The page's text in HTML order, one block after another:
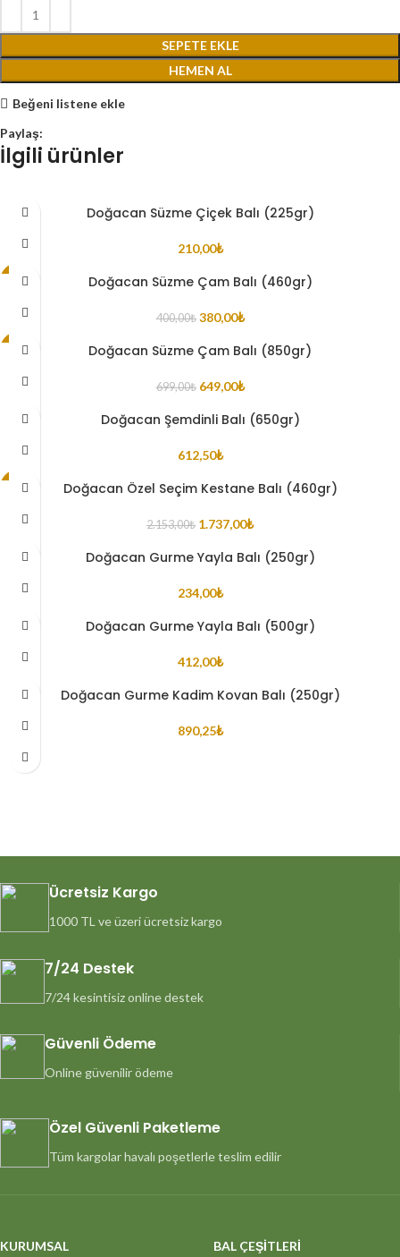
SEPETE EKLE
HEMEN AL
Beğeni listene ekle
Paylaş:
İlgili ürünler
Doğacan Süzme Çiçek Balı (225gr)
210,00₺
-5% Doğacan Süzme Çam Balı (460gr)
400,00₺ 380,00₺
-7% Doğacan Süzme Çam Balı (850gr)
699,00₺ 649,00₺
Doğacan Şemdinli Balı (650gr)
612,50₺
-19% Doğacan Özel Seçim Kestane Balı (460gr)
2.153,00₺ 1.737,00₺
Doğacan Gurme Yayla Balı (250gr)
234,00₺
Doğacan Gurme Yayla Balı (500gr)
412,00₺
Doğacan Gurme Kadim Kovan Balı (250gr)
890,25₺
Ücretsiz Kargo
1000 TL ve üzeri ücretsiz kargo
7/24 Destek
7/24 kesintisiz online destek
Güvenli Ödeme
Online güvenilir ödeme
Özel Güvenli Paketleme
Tüm kargolar havalı poşetlerle teslim edilir
KURUMSAL
BAL ÇEŞİTLERİ